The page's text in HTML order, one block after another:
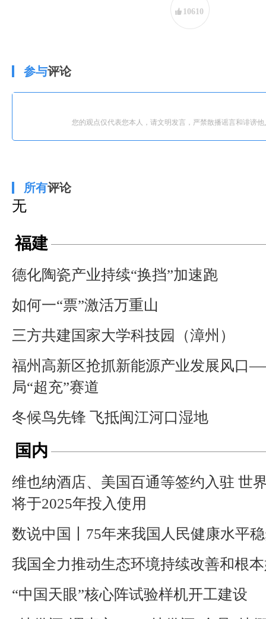
10610
参与评论
您的观点仅代表您本人，请文明发言，严禁散播谣言和诽谤他
所有评论
无
福建
德化陶瓷产业持续“换挡”加速跑
如何一“票”激活万重山
三方共建国家大学科技园（漳州）
福州高新区抢抓新能源产业发展风口
局“超充”赛道
冬候鸟先锋 飞抵闽江河口湿地
国内
维也纳酒店、美国百通等签约入驻 世
将于2025年投入使用
数说中国丨75年来我国人民健康水平
我国全力推动生态环境持续改善和根
“中国天眼”核心阵试验样机开工建设